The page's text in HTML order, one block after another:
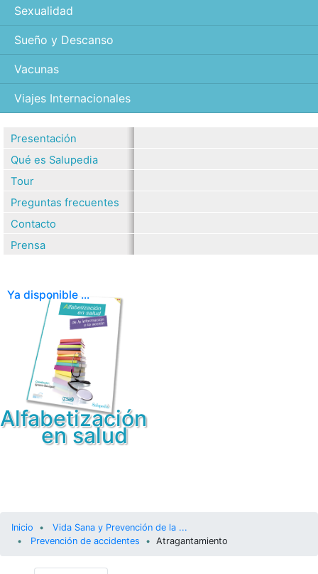
Sexualidad
Sueño y Descanso
Vacunas
Viajes Internacionales
Presentación
Qué es Salupedia
Tour
Preguntas frecuentes
Contacto
Prensa
Ya disponible ...
Alfabetización
en salud
Inicio
Vida Sana y Prevención de la ...
Prevención de accidentes
Atragantamiento